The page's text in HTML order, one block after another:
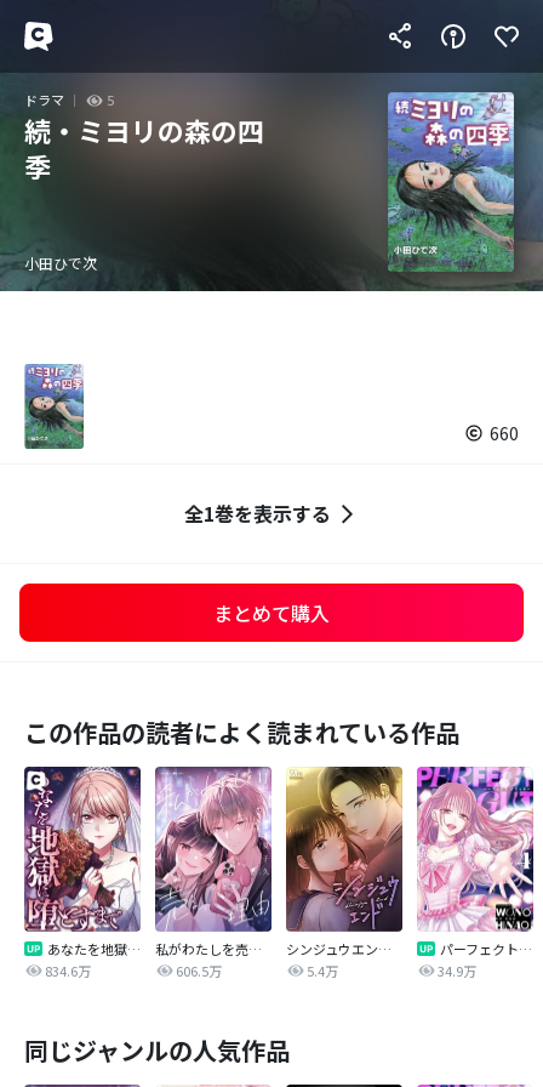
ドラマ 5
続・ミヨリの森の四
季
小田ひで次
660
全1巻を表示する
まとめて購入
この作品の読者によく読まれている作品
あなたを地獄に堕とすまで
834.6万
私がわたしを売る理由
606.5万
シンジュウエンド【タテヨミ】
5.4万
パーフェクトグリッター
34.9万
同じジャンルの人気作品